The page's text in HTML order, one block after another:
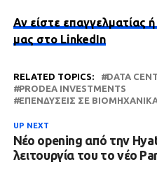
Αν είστε επαγγελματίας
μας στο LinkedIn
RELATED TOPICS: DATA
PRODEA INVESTMENTS
ΕΠΕΝΔΎΣΕΙΣ ΣΕ
UP NEXT
Νέο opening από την
λειτουργία του το νέο